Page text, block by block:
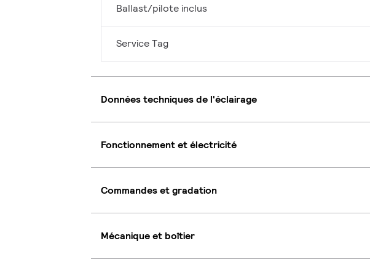
Ballast/pilote inclus
Service Tag
Données techniques de l'éclairage
Fonctionnement et électricité
Commandes et gradation
Mécanique et boîtier